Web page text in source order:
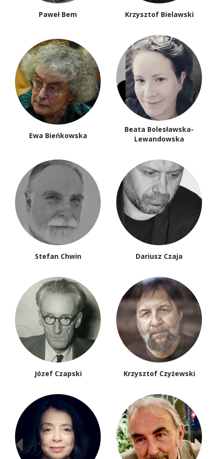
Paweł Bem Krzysztof Bielawski
Ewa Bieńkowska
Beata Bolesławska-
Lewandowska
Stefan Chwin Dariusz Czaja
Józef Czapski Krzysztof Czyżewski